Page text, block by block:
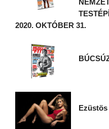
2020. OKTÓBER 31.